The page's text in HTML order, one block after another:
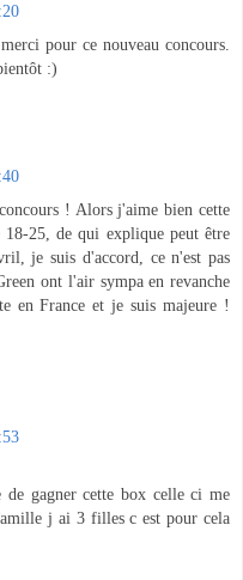
pour ce nouveau concours.
:)
! Alors j'aime bien cette
25, de qui explique peut être
je suis d'accord, ce n'est pas
ont l'air sympa en revanche
en France et je suis majeure !
de gagner cette box celle ci me
j ai 3 filles c est pour cela